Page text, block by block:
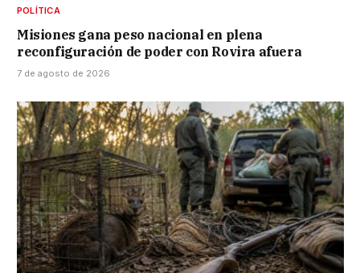
POLÍTICA
Misiones gana peso nacional en plena
reconfiguración de poder con Rovira afuera
7 de agosto de 2026